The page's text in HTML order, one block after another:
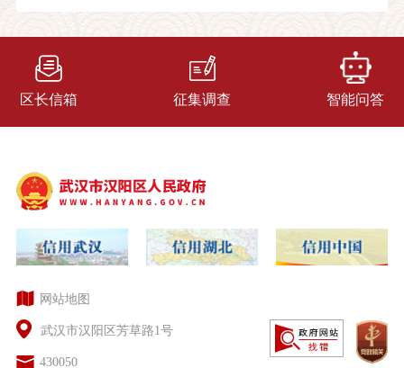
区长信箱 征集调查 智能问答
网站地图
武汉市汉阳区芳草路1号
430050